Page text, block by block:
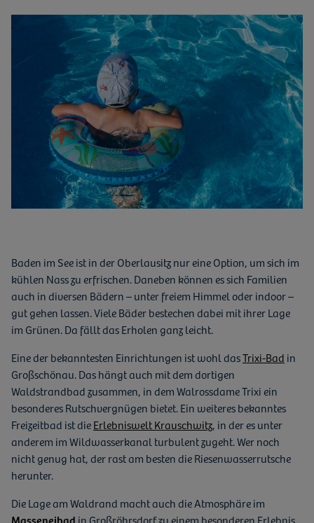
Bild vergrößern
Baden im See ist in der Oberlausitz nur eine Option, um sich im
kühlen Nass zu erfrischen. Daneben können es sich Familien
auch in diversen Bädern – unter freiem Himmel oder indoor –
gut gehen lassen. Viele Bäder bestechen dabei mit ihrer Lage
im Grünen. Da fällt das Erholen ganz leicht.
Eine der bekanntesten Einrichtungen ist wohl dasTrixi-Bad in
Großschönau. Das hängt auch mit dem dortigen
Waldstrandbad zusammen, in dem Walrossdame Trixi ein
besonderes Rutschvergnügen bietet. Ein weiteres bekanntes
Freizeitbad ist dieErlebniswelt Krauschwitz, in der es unter
anderem im Wildwasserkanal turbulent zugeht. Wer noch
nicht genug hat, der rast am besten die Riesenwasserrutsche
herunter.
Die Lage am Waldrand macht auch die Atmosphäre im